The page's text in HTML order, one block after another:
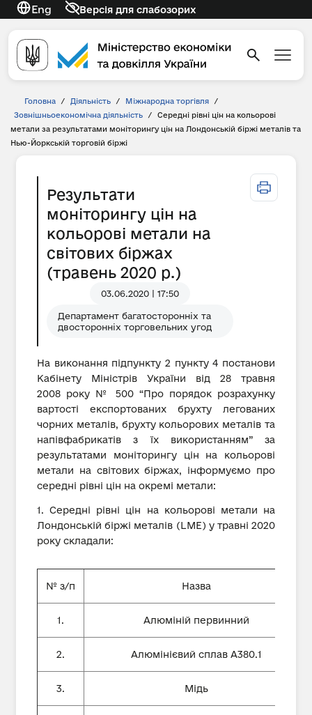
Eng Версія для слабозорих
Головна / Діяльність / Міжнародна торгівля
/
Зовнішньоекономічна діяльність
/
Середні рівні цін на кольорові
метали за результатами моніторингу цін на Лондонській біржі металів та
Нью-Йоркській торговій біржі
Результати
моніторингу цін на
кольорові метали на
світових біржах
(травень 2020 р.)
03.06.2020 | 17:50
Департамент багатосторонніх та
двосторонніх торговельних угод
На виконання підпункту 2 пункту 4 постанови
Кабінету Міністрів України від 28 травня
2008 року № 500 “Про порядок розрахунку
вартості експортованих брухту легованих
чорних металів, брухту кольорових металів та
напівфабрикатів з їх використанням” за
результатами моніторингу цін на кольорові
метали на світових біржах, інформуємо про
середні рівні цін на окремі метали:
1. Середні рівні цін на кольорові метали на
Лондонській біржі металів (LME) у травні 2020
року складали:
№ з/п Назва
1. Алюміній первинний
2. Алюмінієвий сплав А380.1
3. Мідь